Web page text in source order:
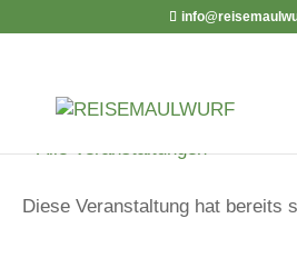
« Alle Veranstaltungen
Diese Veranstaltung hat bereits